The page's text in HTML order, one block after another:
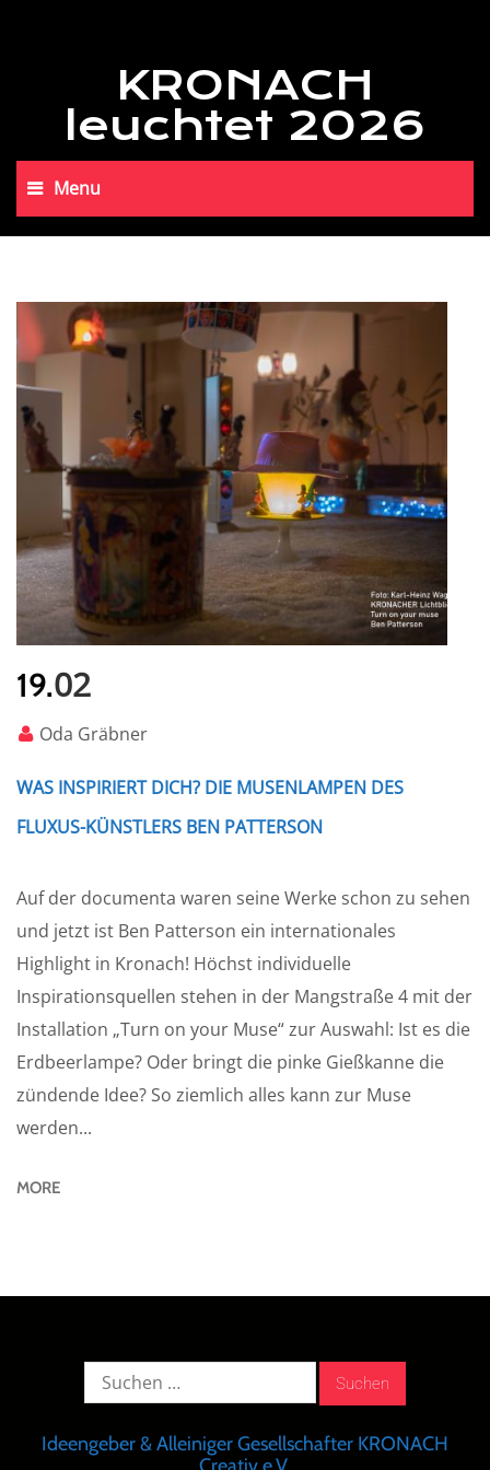
KRONACH
leuchtet 2026
Menu
19.02
Oda Gräbner
WAS INSPIRIERT DICH? DIE MUSENLAMPEN DES
FLUXUS-KÜNSTLERS BEN PATTERSON
Auf der documenta waren seine Werke schon zu sehen
und jetzt ist Ben Patterson ein internationales
Highlight in Kronach! Höchst individuelle
Inspirationsquellen stehen in der Mangstraße 4 mit der
Installation „Turn on your Muse“ zur Auswahl: Ist es die
Erdbeerlampe? Oder bringt die pinke Gießkanne die
zündende Idee? So ziemlich alles kann zur Muse
werden...
MORE
Suche
Ideengeber & Alleiniger Gesellschafter KRONACH